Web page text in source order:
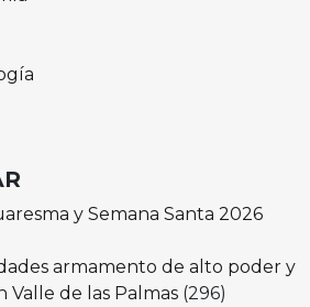
y Semana Santa 2026
armamento de alto poder y
de las Palmas (296)